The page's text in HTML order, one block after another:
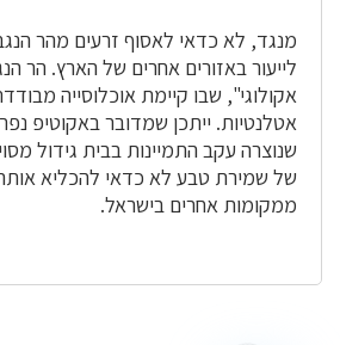
מנגד, לא כדאי לאסוף זרעים מהר
לייעור באזורים אחרים של הארץ. הר
אקולוגי", שבו קיימת אוכלוסייה
אטלנטיות. ייתכן שמדובר באקוטיפ
שנוצרה עקב התמיינות בבית גידול
של שמירת טבע לא כדאי להכליא
ממקומות אחרים בישראל.